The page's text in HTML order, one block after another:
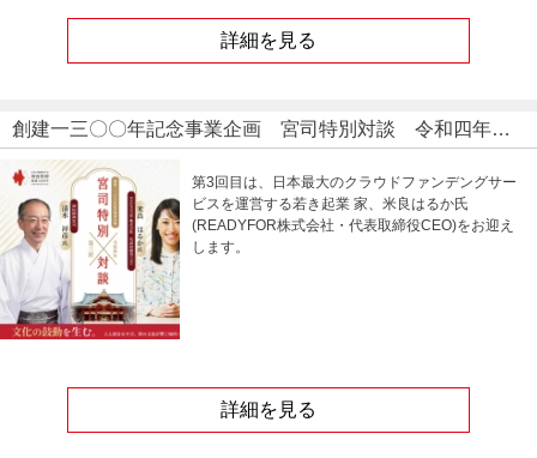
詳細を見る
創建一三〇〇年記念事業企画 宮司特別対談 令和四年 第三回
第3回目は、日本最大のクラウドファンデングサー
ビスを運営する若き起業 家、米良はるか氏
(READYFOR株式会社・代表取締役CEO)をお迎え
します。
詳細を見る